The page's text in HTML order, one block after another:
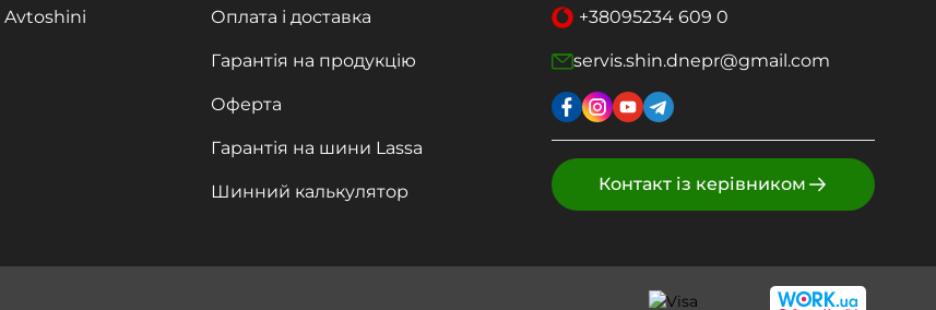
Оплата і доставка
Гарантія на продукцію
Оферта
Гарантія на шини Lassa
Шинний калькулятор
+38095234 609 0
servis.shin.dnepr@gmail.com
Контакт із керівником